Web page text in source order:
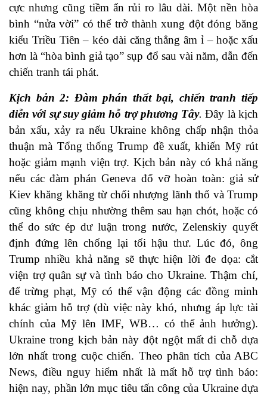
cực nhưng cũng tiềm ẩn rủi ro lâu dài. Một nền hòa
bình “nửa vời” có thể trở thành xung đột đóng băng
kiểu Triều Tiên – kéo dài căng thẳng âm ỉ – hoặc xấu
hơn là “hòa bình giả tạo” sụp đổ sau vài năm, dẫn đến
chiến tranh tái phát.
Kịch bản 2: Đàm phán thất bại, chiến tranh tiếp
diễn với sự suy giảm hỗ trợ phương Tây. Đây là kịch
bản xấu, xảy ra nếu Ukraine không chấp nhận thỏa
thuận mà Tổng thống Trump đề xuất, khiến Mỹ rút
hoặc giảm mạnh viện trợ. Kịch bản này có khả năng
nếu các đàm phán Geneva đổ vỡ hoàn toàn: giả sử
Kiev khăng khăng từ chối nhượng lãnh thổ và Trump
cũng không chịu nhường thêm sau hạn chót, hoặc có
thể do sức ép dư luận trong nước, Zelenskiy quyết
định đứng lên chống lại tối hậu thư. Lúc đó, ông
Trump nhiều khả năng sẽ thực hiện lời đe dọa: cắt
viện trợ quân sự và tình báo cho Ukraine. Thậm chí,
để trừng phạt, Mỹ có thể vận động các đồng minh
khác giảm hỗ trợ (dù việc này khó, nhưng áp lực tài
chính của Mỹ lên IMF, WB… có thể ảnh hưởng).
Ukraine trong kịch bản này đột ngột mất đi chỗ dựa
lớn nhất trong cuộc chiến. Theo phân tích của ABC
News, điều nguy hiểm nhất là mất hỗ trợ tình báo:
hiện nay, phần lớn mục tiêu tấn công của Ukraine dựa